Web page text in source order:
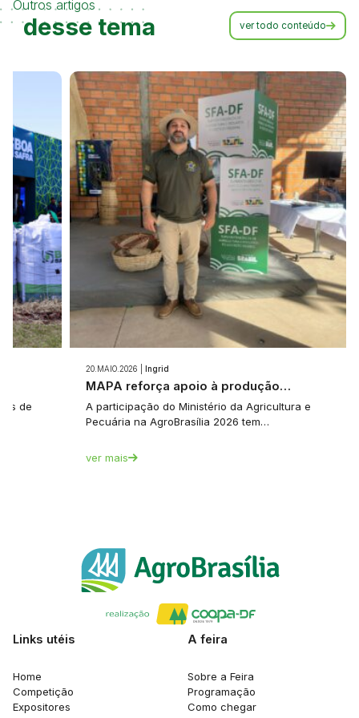
Outros artigos
desse tema ver todo conteúdo
de
20.MAIO.2026 | Ingrid
MAPA reforça apoio à produção…
A participação do Ministério da Agricultura e
Pecuária na AgroBrasília 2026 tem…
ver mais
Links utéis
Home
Competição
Expositores
A feira
Sobre a Feira
Programação
Como chegar